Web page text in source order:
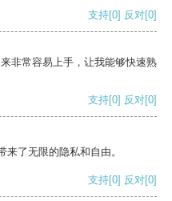
支持[0] 反对[0]
非常容易上手，让我能够快速熟
支持[0] 反对[0]
了无限的隐私和自由。
支持[0] 反对[0]